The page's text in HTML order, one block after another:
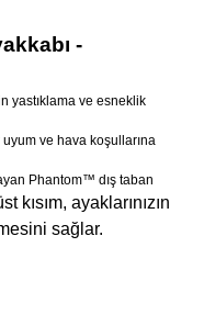
-
yastıklama ve esneklik
uyum ve hava koşullarına
Phantom™ dış taban
ayaklarınızın
sağlar.